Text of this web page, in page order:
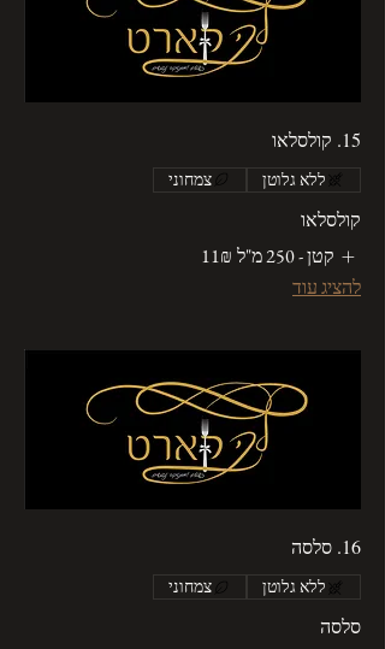
15. קולסלאו
ללא גלוטן צמחוני
קולסלאו
קטן - 250 מ"ל
‏11 ‏₪
להציג עוד
16. סלסה
ללא גלוטן צמחוני
סלסה